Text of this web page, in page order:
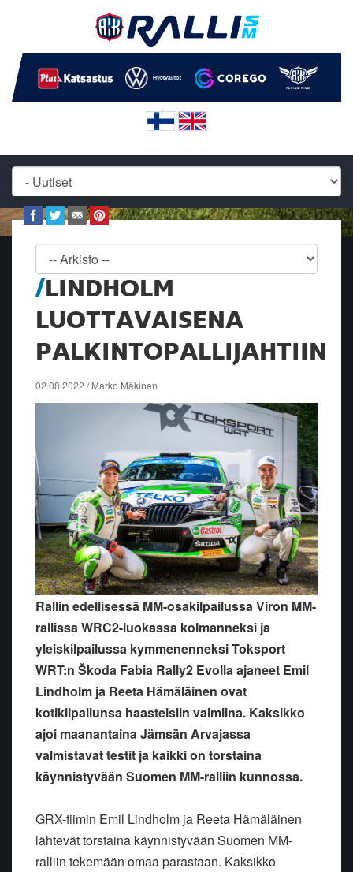
LINDHOLM
LUOTTAVAISENA
PALKINTOPALLIJAHTIIN
02.08.2022 / Marko Mäkinen
Rallin edellisessä MM-osakilpailussa Viron MM-
rallissa WRC2-luokassa kolmanneksi ja
yleiskilpailussa kymmenenneksi Toksport
WRT:n Škoda Fabia Rally2 Evolla ajaneet Emil
Lindholm ja Reeta Hämäläinen ovat
kotikilpailunsa haasteisiin valmiina. Kaksikko
ajoi maanantaina Jämsän Arvajassa
valmistavat testit ja kaikki on torstaina
käynnistyvään Suomen MM-ralliin kunnossa.
GRX-tiimin Emil Lindholm ja Reeta Hämäläinen
lähtevät torstaina käynnistyvään Suomen MM-
ralliin tekemään omaa parastaan. Kaksikko